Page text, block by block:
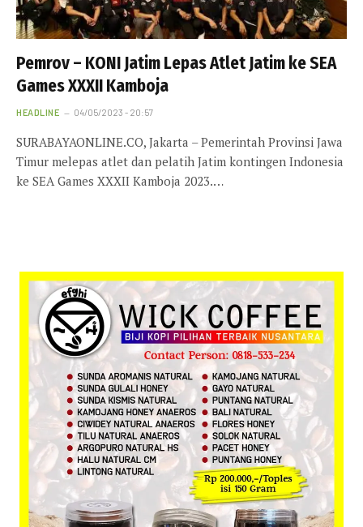
Pemrov – KONI Jatim Lepas Atlet Jatim ke SEA
Games XXXII Kamboja
HEADLINE 04/05/2023 - 20:57
SURABAYAONLINE.CO, Jakarta – Pemerintah Provinsi Jawa
Timur melepas atlet dan pelatih Jatim kontingen Indonesia
ke SEA Games XXXII Kamboja 2023.…